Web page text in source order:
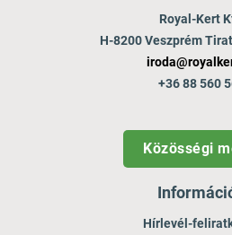
Royal-Kert
H-8200 Veszprém
+36 88 560
Közösségi
Hírlevél-